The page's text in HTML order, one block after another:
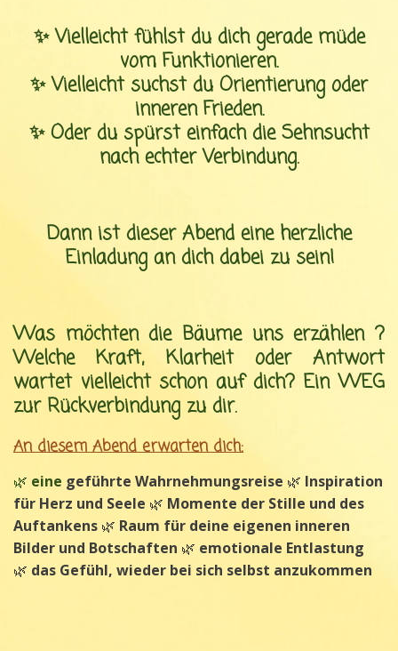
✨ Vielleicht fühlst du dich gerade müde
vom Funktionieren.
✨ Vielleicht suchst du Orientierung oder
inneren Frieden.
✨ Oder du spürst einfach die Sehnsucht
nach echter Verbindung.
Dann ist dieser Abend eine herzliche
Einladung an dich dabei zu sein!
Was möchten die Bäume uns erzählen ?
Welche Kraft, Klarheit oder Antwort
wartet vielleicht schon auf dich? Ein WEG
zur Rückverbindung zu dir.
An diesem Abend erwarten dich:
🌿 eine geführte Wahrnehmungsreise 🌿 Inspiration
für Herz und Seele 🌿 Momente der Stille und des
Auftankens 🌿 Raum für deine eigenen inneren
Bilder und Botschaften 🌿 emotionale Entlastung
🌿 das Gefühl, wieder bei sich selbst anzukommen